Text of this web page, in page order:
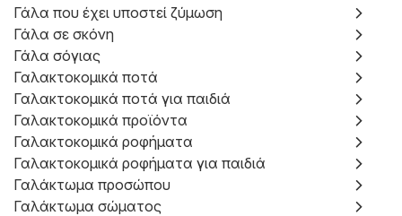
Γάλα που έχει υποστεί ζύμωση
Γάλα σε σκόνη
Γάλα σόγιας
Γαλακτοκομικά ποτά
Γαλακτοκομικά ποτά για παιδιά
Γαλακτοκομικά προϊόντα
Γαλακτοκομικά ροφήματα
Γαλακτοκομικά ροφήματα για παιδιά
Γαλάκτωμα προσώπου
Γαλάκτωμα σώματος